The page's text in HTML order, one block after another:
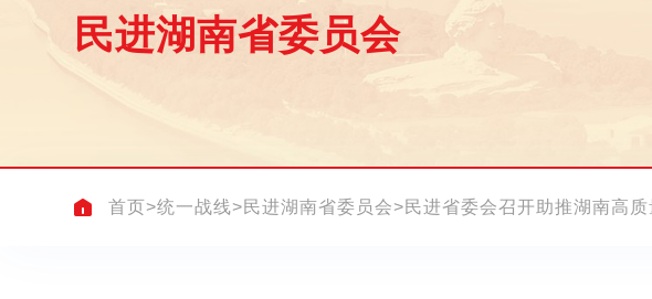
民进湖南省委员会
首页>统一战线>民进湖南省委员会>民进省委会召开助推湖南高